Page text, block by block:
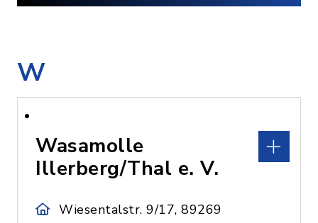
W
Wasamolle
Illerberg/Thal e. V.
Wiesentalstr. 9/17, 89269